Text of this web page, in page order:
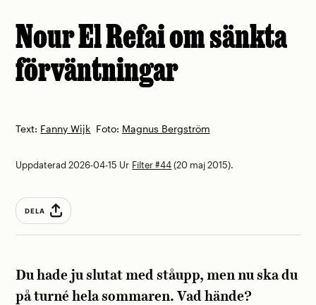
Nour El Refai om sänkta
förväntningar
Text: Fanny Wijk Foto: Magnus Bergström
Uppdaterad 2026-04-15 Ur Filter #44(20 maj 2015).
DELA
Du hade ju slutat med ståupp, men nu ska du
på turné hela sommaren. Vad hände?